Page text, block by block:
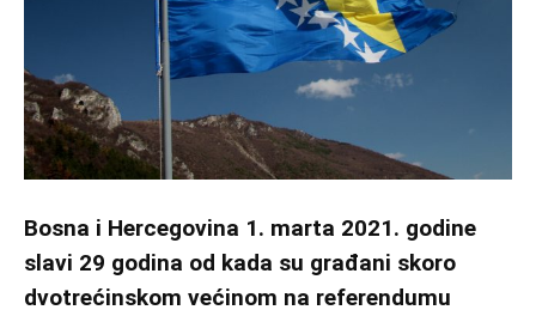
Bosna i Hercegovina 1. marta 2021. godine
slavi 29 godina od kada su građani skoro
dvotrećinskom većinom na referendumu